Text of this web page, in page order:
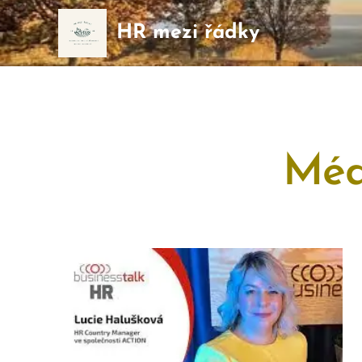
HR mezi řádky